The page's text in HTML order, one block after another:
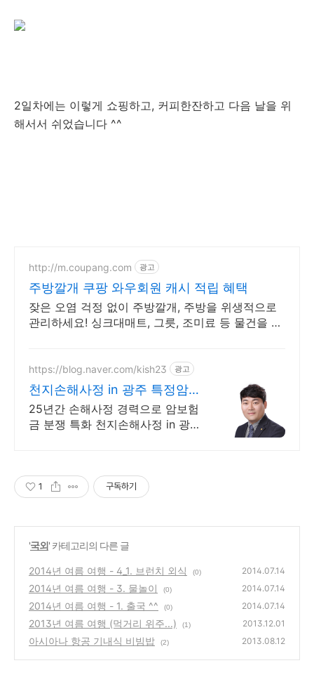
2일차에는 이렇게 쇼핑하고, 커피한잔하고 다음 날을 위
해서서 쉬었습니다 ^^
http://m.coupang.com 광고
주방깔개 쿠팡 와우회원 캐시 적립 혜택
잦은 오염 걱정 없이 주방깔개, 주방을 위생적으로
관리하세요! 싱크대매트, 그릇, 조미료 등 물건을 미
https://blog.naver.com/kish23 광고
천지손해사정 in 광주 특정암,
일반암 전문손해사정
25년간 손해사정 경력으로 암보험
금 분쟁 특화 천지손해사정 in 광주
1 구독하기
'국외' 카테고리의 다른 글
2014년 여름 여행 - 4_1. 브런치 외식 (0) 2014.07.14
2014년 여름 여행 - 3. 물놀이 (0) 2014.07.14
2014년 여름 여행 - 1. 출국 ^^ (0) 2014.07.14
2013년 여름 여행 (먹거리 위주...) (1) 2013.12.01
아시아나 항공 기내식 비빔밥 (2) 2013.08.12